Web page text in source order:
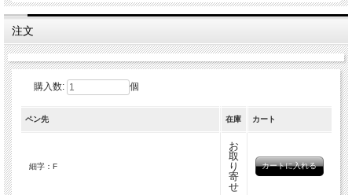
400｜カーボン カートリッジインク アルカリ性 #60 ブルー SPG-500｜カーボン カ
ートリッジインク アルカリ性 #1 ブラック SPC-200｜コンバーター 800A ＃0
注文
購入数: 個
ペン先 在庫 カート
細字：F
お
取
り
寄
せ